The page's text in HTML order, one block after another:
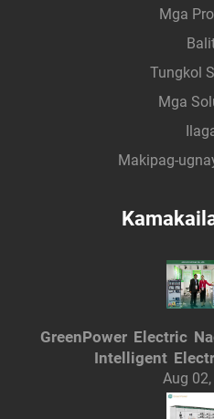
Mga
Tungkol
Mga
Makipag-
GreenPower Electric
Intelligent
Aug